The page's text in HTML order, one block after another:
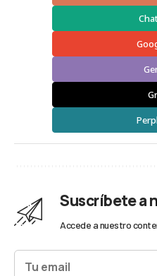
Suscríbete a
Accede a nuestro